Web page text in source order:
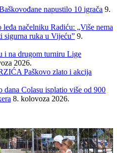
napustilo 10 igrača 9.
načelniku Radiću: „Više nema
sigurna ruka u Vijeću” 9.
i na drugom turniru Lige
2026.
Paškovo zlato i akcija
Colasu isplatio više od 900
8. kolovoza 2026.